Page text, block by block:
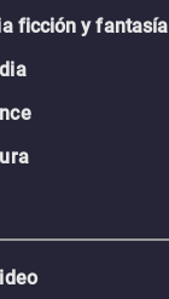
ficción y fantasía